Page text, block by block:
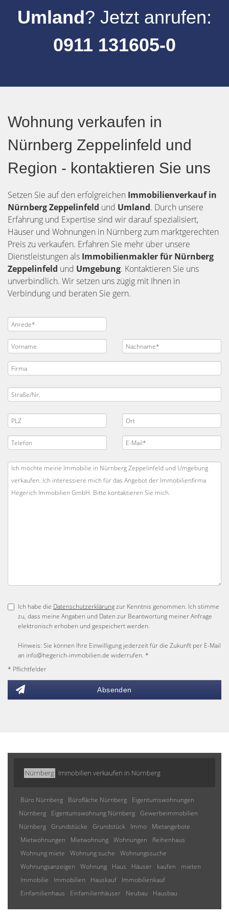
Umland? Jetzt anrufen:
0911 131605-0
Wohnung verkaufen in
Nürnberg Zeppelinfeld und
Region - kontaktieren Sie uns
Setzen Sie auf den erfolgreichen Immobilienverkauf in
Nürnberg Zeppelinfeld und Umland. Durch unsere
Erfahrung und Expertise sind wir darauf spezialisiert,
Häuser und Wohnungen in Nürnberg zum marktgerechten
Preis zu verkaufen. Erfahren Sie mehr über unsere
Dienstleistungen als Immobilienmakler für Nürnberg
Zeppelinfeld und Umgebung. Kontaktieren Sie uns
unverbindlich. Wir setzen uns zügig mit Ihnen in
Verbindung und beraten Sie gern.
Ich habe die Datenschutzerklärungzur Kenntnis genommen. Ich stimme
zu, dass meine Angaben und Daten zur Beantwortung meiner Anfrage
elektronisch erhoben und gespeichert werden.
Hinweis: Sie können Ihre Einwilligung jederzeit für die Zukunft per E-Mail
an info@hegerich-immobilien.de widerrufen. *
* Pflichtfelder
Absenden
Nürnberg Immobilien verkaufen in Nürnberg
Büro Nürnberg Bürofläche Nürnberg
Eigentumswohnungen
Nürnberg
Eigentumswohnung Nürnberg Gewerbeimmobilien
Nürnberg Grundstücke Grundstück Immo
Mietangebote
Mietwohnungen
Mietwohnung Wohnungen
Reihenhaus
Wohnung miete
Wohnung suche
Wohnungssuche
Wohnungsanzeigen
Wohnung Haus Häuser kaufen
mieten
Immobilie
Immobilien Hauskauf
Immobilienkauf
Einfamilienhaus
Einfamilienhäuser Neubau Hausbau